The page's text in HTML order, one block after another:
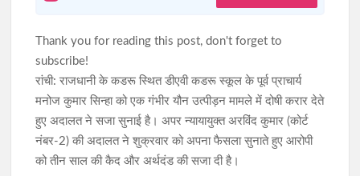
Thank you for reading this post, don't forget to
subscribe!
रांची: राजधानी के कडरू स्थित डीएवी कडरू स्कूल के पूर्व प्राचार्य
मनोज कुमार सिन्हा को एक गंभीर यौन उत्पीड़न मामले में दोषी करार देते
हुए अदालत ने सजा सुनाई है। अपर न्यायायुक्त अरविंद कुमार (कोर्ट
नंबर-2) की अदालत ने शुक्रवार को अपना फैसला सुनाते हुए आरोपी
को तीन साल की कैद और अर्थदंड की सजा दी है।